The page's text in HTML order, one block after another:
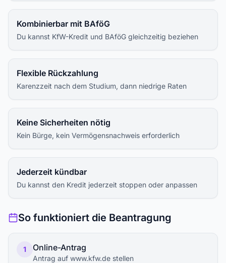
Kombinierbar mit BAföG
Du kannst KfW-Kredit und BAföG gleichzeitig beziehen
Flexible Rückzahlung
Karenzzeit nach dem Studium, dann niedrige Raten
Keine Sicherheiten nötig
Kein Bürge, kein Vermögensnachweis erforderlich
Jederzeit kündbar
Du kannst den Kredit jederzeit stoppen oder anpassen
So funktioniert die Beantragung
1 Online-Antrag
Antrag auf www.kfw.de stellen